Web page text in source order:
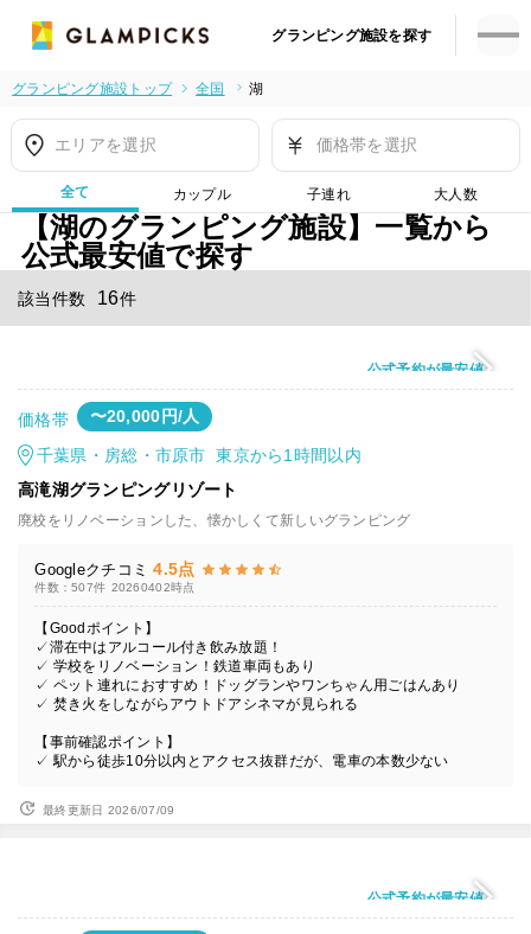
グランピング施設を探す
グランピング施設トップ 全国 湖
エリアを選択 価格帯を選択
全て カップル 子連れ 大人数
【湖のグランピング施設】一覧から
公式最安値で探す
該当件数 16件
公式予約が最安値
価格帯 〜20,000円/人
千葉県・房総・市原市 東京から1時間以内
高滝湖グランピングリゾート
廃校をリノベーションした、懐かしくて新しいグランピング
Googleクチコミ 4.5点
件数：507件 20260402時点
【Goodポイント】
✓滞在中はアルコール付き飲み放題！
✓ 学校をリノベーション！鉄道車両もあり
✓ ペット連れにおすすめ！ドッグランやワンちゃん用ごはんあり
✓ 焚き火をしながらアウトドアシネマが見られる
【事前確認ポイント】
✓ 駅から徒歩10分以内とアクセス抜群だが、電車の本数少ない
最終更新日 2026/07/09
公式予約が最安値